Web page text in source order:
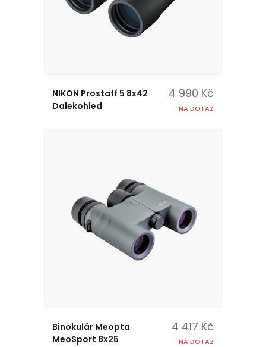
NIKON Prostaff 5 8x42
Dalekohled
4 990 Kč
NA DOTAZ
Binokulár Meopta
MeoSport 8x25
4 417 Kč
NA DOTAZ